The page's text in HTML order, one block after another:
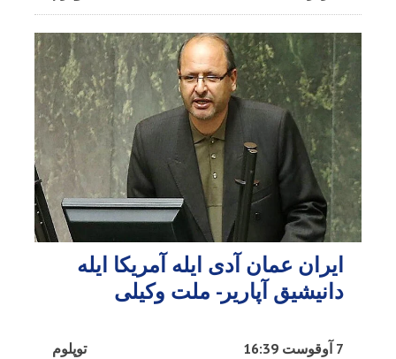
ایران عمان آدی ایله آمریکا ایله
دانیشیق آپاریر- ملت وکیلی
توپلوم 7 آوقوست 16:39